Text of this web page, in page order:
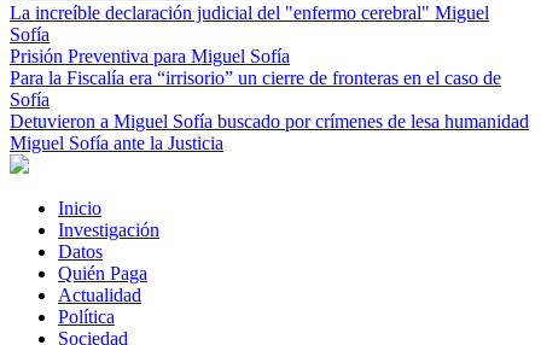
La increíble declaración judicial del "enfermo cerebral" Miguel
Sofía
Prisión Preventiva para Miguel Sofía
Para la Fiscalía era “irrisorio” un cierre de fronteras en el caso de
Sofía
Detuvieron a Miguel Sofía buscado por crímenes de lesa humanidad
Miguel Sofía ante la Justicia
Inicio
Investigación
Datos
Quién Paga
Actualidad
Política
Sociedad